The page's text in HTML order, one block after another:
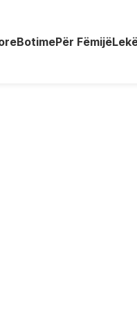
BotimePër Fëmijë